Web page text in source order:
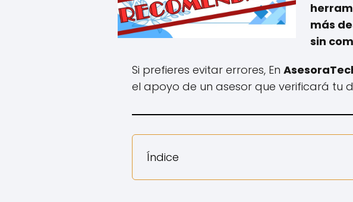
más
sin
Si prefieres evitar errores, En
el apoyo de un asesor que verificará
Índice